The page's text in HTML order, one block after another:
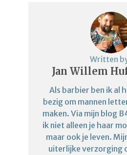
Written
Jan Willem
Als barbier ben ik al
bezig om mannen
maken. Via mijn blog
ik niet alleen je haar
maar ook je leven.
uiterlijke verzorging